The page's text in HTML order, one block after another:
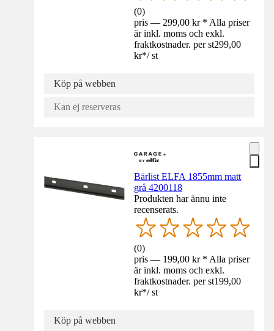
(0)
pris — 299,00 kr * Alla priser
är inkl. moms och exkl.
fraktkostnader. per st299,00
kr*/ st
Köp på webben
Kan ej reserveras
Bärlist ELFA 1855mm matt
grå 4200118
Produkten har ännu inte
recenserats.
(0)
pris — 199,00 kr * Alla priser
är inkl. moms och exkl.
fraktkostnader. per st199,00
kr*/ st
Köp på webben